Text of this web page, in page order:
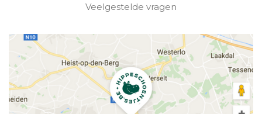
Veelgestelde vragen